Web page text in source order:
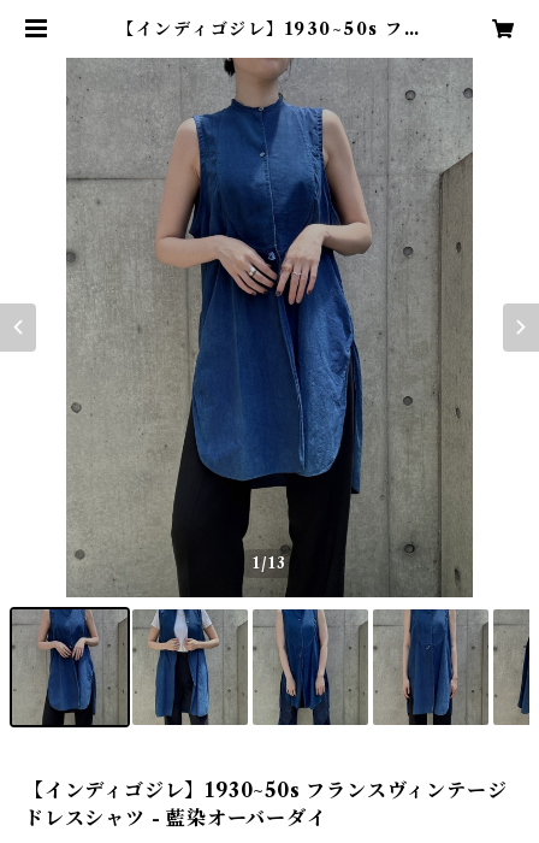
【インディゴジレ】1930~50s フラ
染オーバーダイ | TENN vintage
1/13
【インディゴジレ】1930~50s フランスヴィンテージ
ドレスシャツ - 藍染オーバーダイ